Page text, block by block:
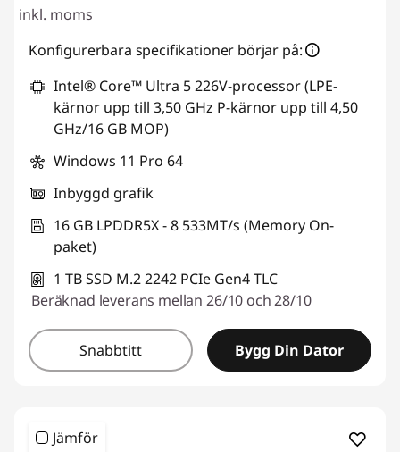
inkl. moms
Konfigurerbara specifikationer börjar på:
Intel® Core™ Ultra 5 226V-processor (LPE-
kärnor upp till 3,50 GHz P-kärnor upp till 4,50
GHz/16 GB MOP)
Windows 11 Pro 64
Inbyggd grafik
16 GB LPDDR5X - 8 533MT/s (Memory On-
paket)
1 TB SSD M.2 2242 PCIe Gen4 TLC
Beräknad leverans mellan 26/10 och 28/10
Snabbtitt Bygg Din Dator
Jämför